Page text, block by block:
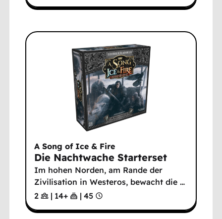
A Song of Ice & Fire
Die Nachtwache Starterset
Im hohen Norden, am Rande der
Zivilisation in Westeros, bewacht die…
2
| 14+ | 45